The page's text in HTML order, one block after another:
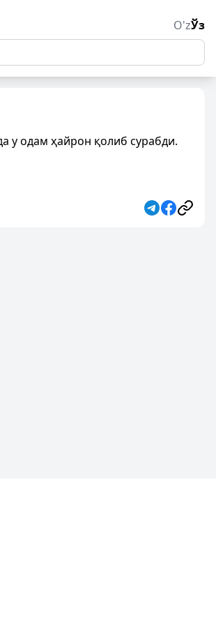
O'zЎз
у одам ҳайрон қолиб сурабди.